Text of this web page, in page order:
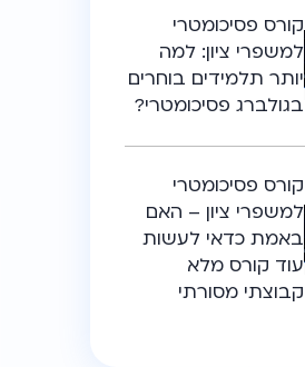
קורס פסיכומטרי
למשפרי ציון: למה
יותר תלמידים בוחרים
בגולברג פסיכומטרי?
קורס פסיכומטרי
למשפרי ציון – האם
באמת כדאי לעשות
עוד קורס מלא
קבוצתי מסורתי